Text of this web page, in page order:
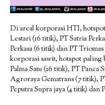
Di areal korporasi HTI,
Lestari (16 titik), PT Satria
Perkasa (6 titik) dan PT
korporasi sawit, hotspot
Palma Satu (26 titik), PT
Agroraya Gematrans (7 titik),
Peputra Supra jaya (4 titik) dan